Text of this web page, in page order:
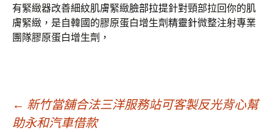
有緊緻器改善細紋肌膚緊緻臉部拉提針對頸部拉回你的肌
膚緊緻，是自韓國的膠原蛋白增生劑精靈針微整注射專業
團隊膠原蛋白增生劑，
文
← 新竹當舖合法三洋服務站可客製反光背心幫
助永和汽車借款